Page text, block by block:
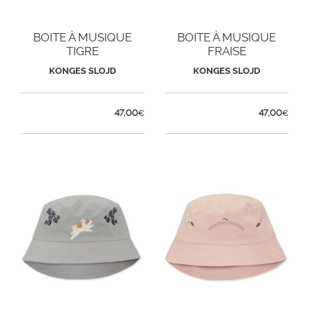
BOITE À MUSIQUE
TIGRE
KONGES SLOJD
47,00€
BOITE À MUSIQUE
FRAISE
KONGES SLOJD
47,00€